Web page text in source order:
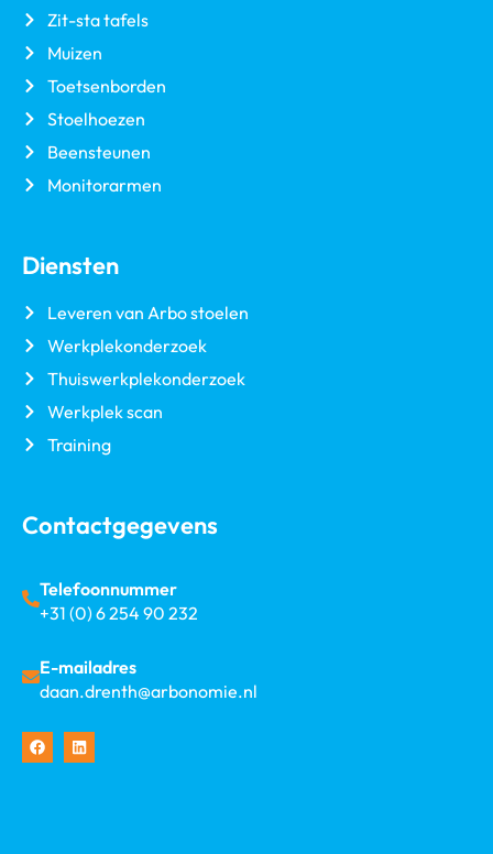
Zit-sta tafels
Muizen
Toetsenborden
Stoelhoezen
Beensteunen
Monitorarmen
Diensten
Leveren van Arbo stoelen
Werkplekonderzoek
Thuiswerkplekonderzoek
Werkplek scan
Training
Contactgegevens
Telefoonnummer
+31 (0) 6 254 90 232
E-mailadres
daan.drenth@arbonomie.nl